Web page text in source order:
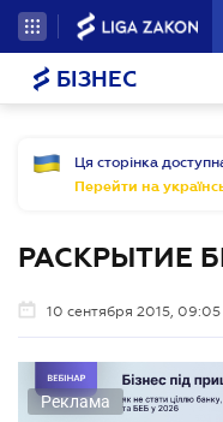
БІЗНЕС
Ця сторінка
Перейти на
РАСКРЫТИЕ
10 сентября 2015, 09:05
Реклама